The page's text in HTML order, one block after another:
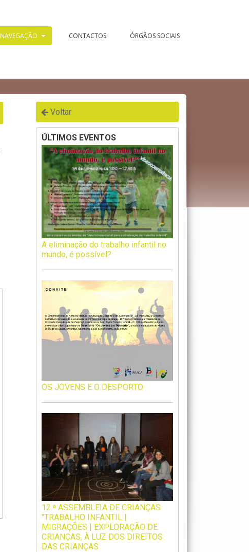
NAVEGAÇÃO CONTACTOS ÓRGÃOS SOCIAIS
Voltar
ÚLTIMOS EVENTOS
A eliminação do trabalho infantil no
mundo, é possível?
OS JOVENS E O DESPORTO
12.ª ASSEMBLEIA DE CRIANÇAS
"TRABALHO INFANTIL |
MIGRAÇÕES | EXPLORAÇÃO DE
CRIANÇAS, À LUZ DOS DIREITOS
DAS CRIANÇAS